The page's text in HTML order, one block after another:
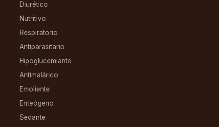
Diurético
Nutritivo
Respiratorio
Antiparasitario
Hipoglucemiante
Antimalárico
Emoliente
Enteógeno
Sedante